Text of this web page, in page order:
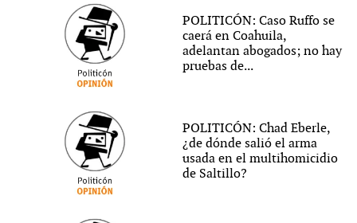
POLITICÓN: Caso Ruffo se
caerá en Coahuila,
adelantan abogados; no hay
pruebas de...
POLITICÓN: Chad Eberle,
¿de dónde salió el arma
usada en el multihomicidio
de Saltillo?